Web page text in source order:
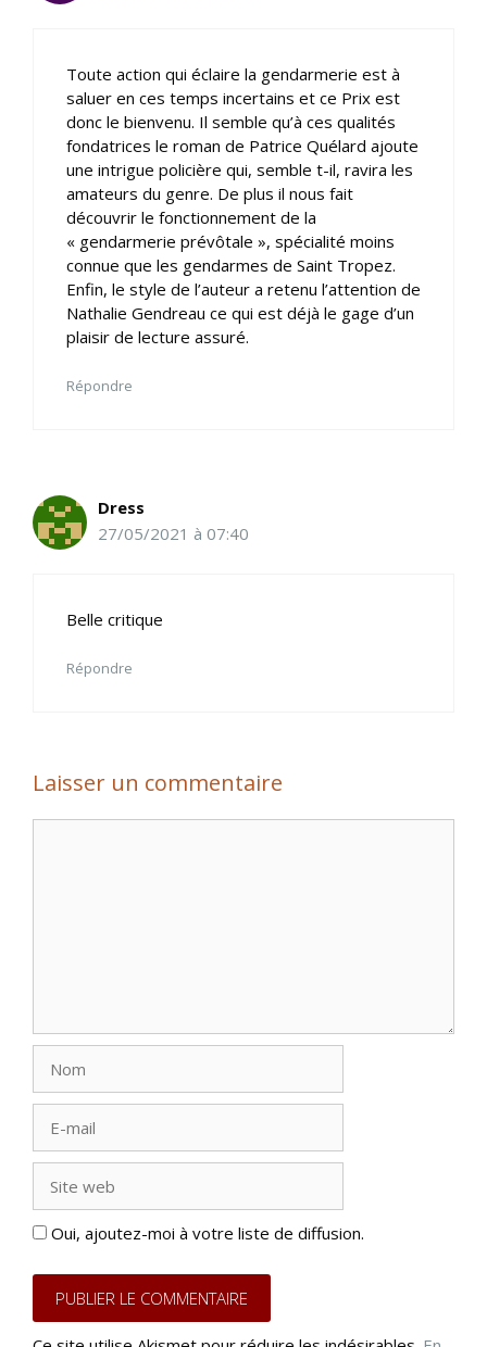
Toute action qui éclaire la gendarmerie est à
saluer en ces temps incertains et ce Prix est
donc le bienvenu. Il semble qu’à ces qualités
fondatrices le roman de Patrice Quélard ajoute
une intrigue policière qui, semble t-il, ravira les
amateurs du genre. De plus il nous fait
découvrir le fonctionnement de la
« gendarmerie prévôtale », spécialité moins
connue que les gendarmes de Saint Tropez.
Enfin, le style de l’auteur a retenu l’attention de
Nathalie Gendreau ce qui est déjà le gage d’un
plaisir de lecture assuré.
Répondre
Dress
27/05/2021 à 07:40
Belle critique
Répondre
Laisser un commentaire
mail
web
Oui, ajoutez-moi à votre liste de diffusion.